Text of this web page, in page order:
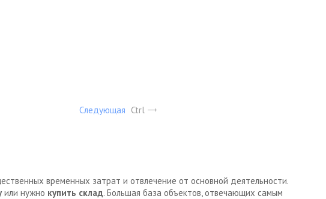
Следующая Ctrl
временных затрат и отвлечение от основной деятельности.
или нужно купить склад. Большая база объектов, отвечающих самым